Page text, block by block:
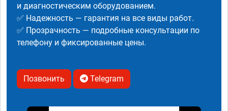
и диагностическим оборудованием.
✅ Надежность — гарантия на все виды работ.
✅ Прозрачность — подробные консультации по
телефону и фиксированные цены.
Позвонить Telegram